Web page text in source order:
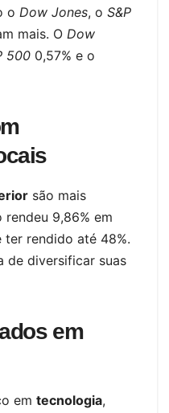
o Dow Jones, o S&P
mais. O Dow
500 0,57% e o
são mais
9,86% em
ter rendido até 48%.
de diversificar suas
em
em tecnologia,